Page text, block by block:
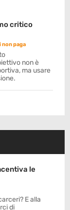
critico
non paga
non è
ma usare
le
E alla
di